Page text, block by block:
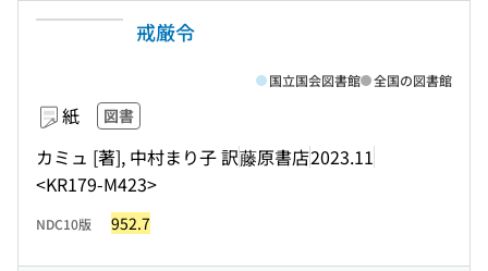
戒厳令
紙 図書
カミュ [著], 中村まり子 訳藤原書店2023.11
<KR179-M423>
国立国会図書館 全国の図書館
NDC10版 952.7